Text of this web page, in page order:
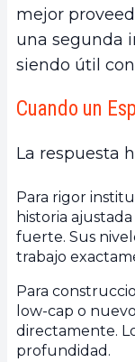
mejor
una segunda
siendo útil
Cuando un
La respuesta
Para rigor
historia
fuerte. Sus
trabajo
Para
low-cap o
directamente.
profundidad.